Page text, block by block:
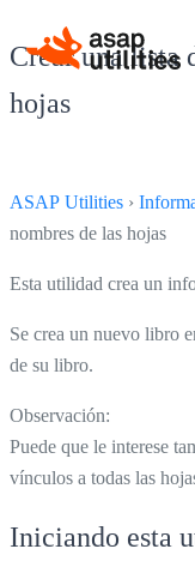
Crear una lista
hojas
ASAP Utilities ›
nombres de las hojas
Esta utilidad crea un
Se crea un nuevo libro
de su libro.
Observación:
Puede que le interese
vínculos a todas las
Iniciando esta